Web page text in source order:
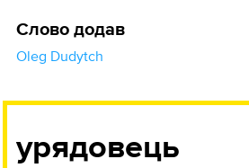
Слово додав
Oleg Dudytch
урядовець